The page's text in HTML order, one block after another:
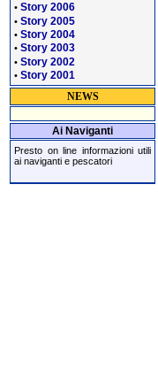
• Story 2006
• Story 2005
• Story 2004
• Story 2003
• Story 2002
• Story 2001
NEWS
Ai Naviganti
Presto on line informazioni utili
ai naviganti e pescatori